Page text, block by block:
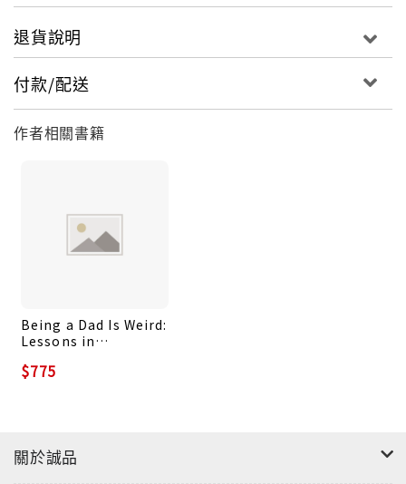
字幕選單：英文/葡萄牙文/廣東話/繁體中文/印尼文/韓
文/西班牙文/泰文
退貨說明
付款/配送
作者相關書籍
Being a Dad Is Weird:
Lessons in
Family to Yours
$775
關於誠品